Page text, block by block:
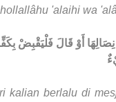
'alaihi wa
أَوْ قَالَ فَلْيَقْبِضْ
kalian berlalu di